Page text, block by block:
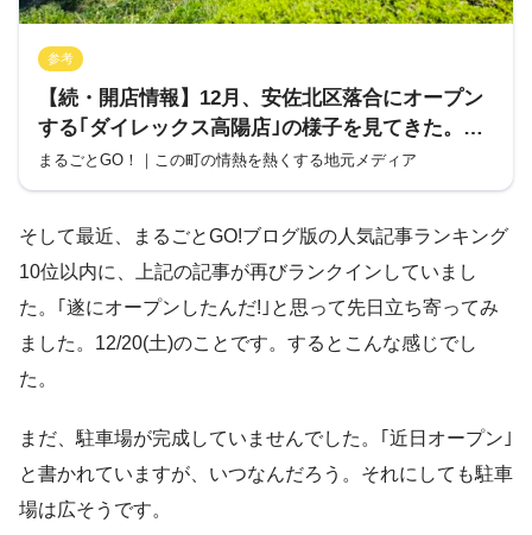
参考
【続・開店情報】12月、安佐北区落合にオープン
する｢ダイレックス高陽店｣の様子を見てきた。店
舗面積は1730㎡、駐車場台数は158台と広々だっ
た。
まるごとGO！｜この町の情熱を熱くする地元メディア
そして最近、まるごとGO!ブログ版の人気記事ランキング
10位以内に、上記の記事が再びランクインしていまし
た。｢遂にオープンしたんだ!｣と思って先日立ち寄ってみ
ました。12/20(土)のことです。するとこんな感じでし
た。
まだ、駐車場が完成していませんでした。｢近日オープン｣
と書かれていますが、いつなんだろう。それにしても駐車
場は広そうです。